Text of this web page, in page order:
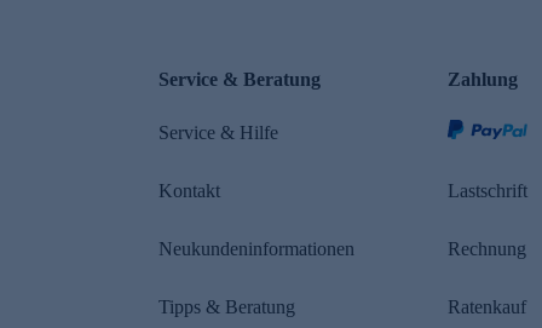
Service & Beratung
Service & Hilfe
Kontakt
Neukundeninformationen
Tipps & Beratung
Zahlung
Lastschrift
Rechnung
Ratenkauf